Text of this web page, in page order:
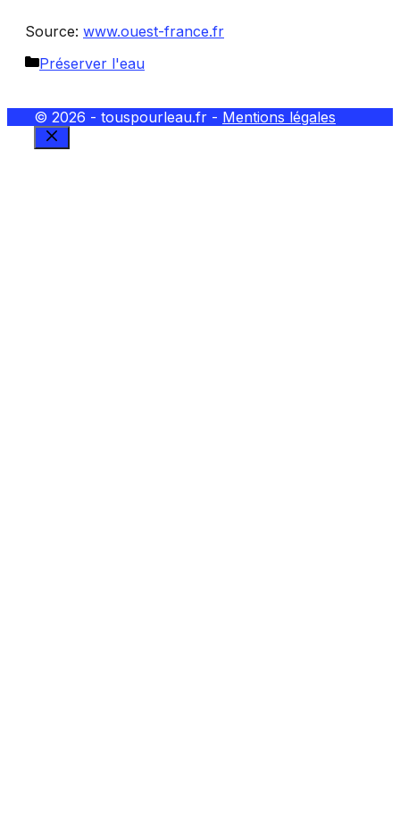
Source: www.ouest-france.fr
Catégories
Préserver l'eau
© 2026 - touspourleau.fr - Mentions légales
FERMER